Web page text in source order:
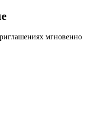
мгновенно